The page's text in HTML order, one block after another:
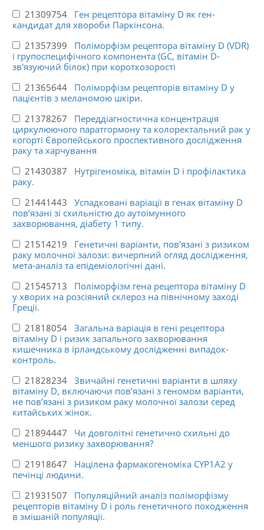
21309754 Ген рецептора вітаміну D як ген-
кандидат для хвороби Паркінсона.
21357399 Поліморфізм рецептора вітаміну D (VDR)
і групоспецифічного компонента (GC, вітамін D-
зв'язуючий білок) при короткозорості
21365644 Поліморфізм рецепторів вітаміну D у
пацієнтів з меланомою шкіри.
21378267 Переддіагностична концентрація
циркулюючого паратгормону та колоректальний рак у
когорті Європейського проспективного дослідження
раку та харчування
21430387 Нутрігеноміка, вітамін D і профілактика
раку.
21441443 Успадковані варіації в генах вітаміну D
пов’язані зі схильністю до аутоімунного
захворювання, діабету 1 типу.
21514219 Генетичні варіанти, пов’язані з ризиком
раку молочної залози: вичерпний огляд дослідження,
мета-аналіз та епідеміологічні дані.
21545713 Поліморфізм гена рецептора вітаміну D
у хворих на розсіяний склероз на північному заході
Греції.
21818054 Загальна варіація в гені рецептора
вітаміну D і ризик запального захворювання
кишечника в ірландському дослідженні випадок-
контроль.
21828234 Звичайні генетичні варіанти в шляху
вітаміну D, включаючи пов’язані з геномом варіанти,
не пов’язані з ризиком раку молочної залози серед
китайських жінок.
21894447 Чи довголітні генетично схильні до
меншого ризику захворювання?
21918647 Націлена фармакогеноміка CYP1A2 у
печінці людини.
21931507 Популяційний аналіз поліморфізму
рецепторів вітаміну D і роль генетичного походження
в змішаній популяції.